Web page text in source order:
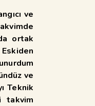
ve
ortak
ve
Teknik
takvim